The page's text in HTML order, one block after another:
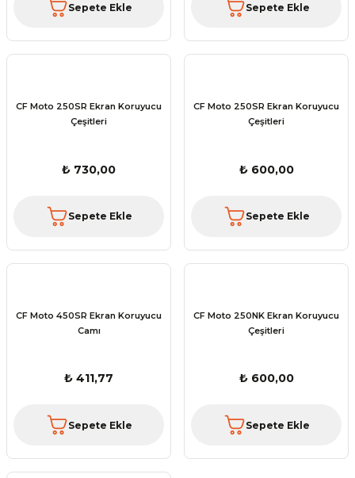
Sepete Ekle Sepete Ekle
CF Moto 250SR Ekran Koruyucu
Çeşitleri
₺ 730,00
Sepete Ekle
CF Moto 250SR Ekran Koruyucu
Çeşitleri
₺ 600,00
Sepete Ekle
CF Moto 450SR Ekran Koruyucu
Camı
₺ 411,77
Sepete Ekle
CF Moto 250NK Ekran Koruyucu
Çeşitleri
₺ 600,00
Sepete Ekle